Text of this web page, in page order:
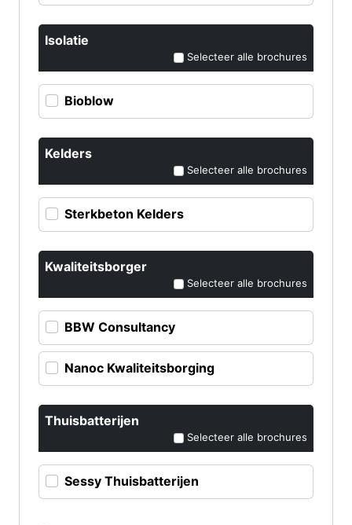
Isolatie
Selecteer alle brochures
Bioblow
Kelders
Selecteer alle brochures
Sterkbeton Kelders
Kwaliteitsborger
Selecteer alle brochures
BBW Consultancy
Nanoc Kwaliteitsborging
Thuisbatterijen
Selecteer alle brochures
Sessy Thuisbatterijen